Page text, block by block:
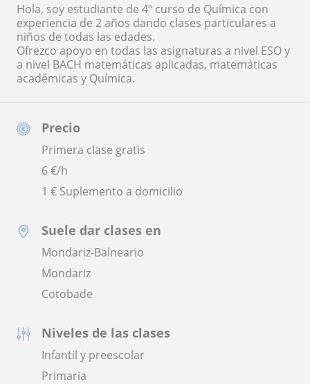
Precio
Primera clase gratis
6€/h
1 € Suplemento a domicilio
Suele dar clases en
Mondariz-Balneario
Mondariz
Cotobade
Niveles de las clases
Infantil y preescolar
Primaria
Hola, soy estudiante de 4º curso de Química con
experiencia de 2 años dando clases particulares a
niños de todas las edades.
Ofrezco apoyo en todas las asignaturas a nivel ESO y
a nivel BACH matemáticas aplicadas, matemáticas
académicas y Química.